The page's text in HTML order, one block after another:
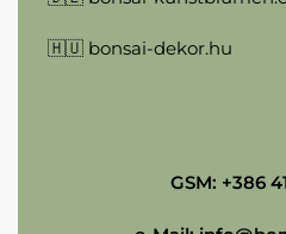
🇭🇺 bonsai-dekor.hu
GSM: +386